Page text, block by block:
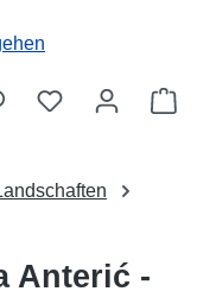
Anterić -